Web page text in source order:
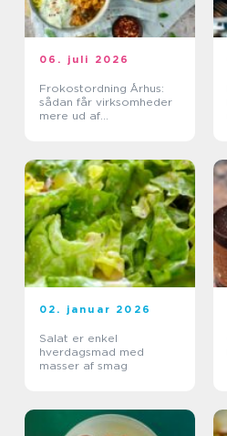
06. juli 2026
Frokostordning Århus:
sådan får virksomheder
mere ud af
02. januar 2026
Salat er enkel
hverdagsmad med
masser af smag